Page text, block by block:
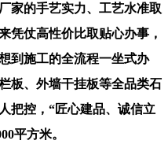
家的手艺实力、工艺水准取
凭仗高性价比取贴心办事，
到施工的全流程一坐式办
板、外墙干挂板等全品类石
把控，“匠心建品、诚信立
平方米。